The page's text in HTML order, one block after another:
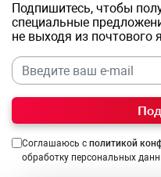
Подпишитесь, чтобы
специальные
не выходя из почтового
Соглашаюсь с политикой
обработку персональных